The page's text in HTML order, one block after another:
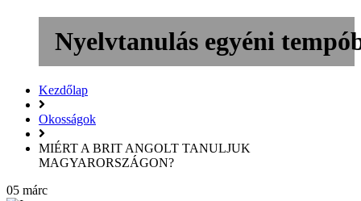
Nyelvtanulás egyéni
Kezdőlap
Okosságok
MIÉRT A BRIT ANGOLT TANULJUK
MAGYARORSZÁGON?
05 márc